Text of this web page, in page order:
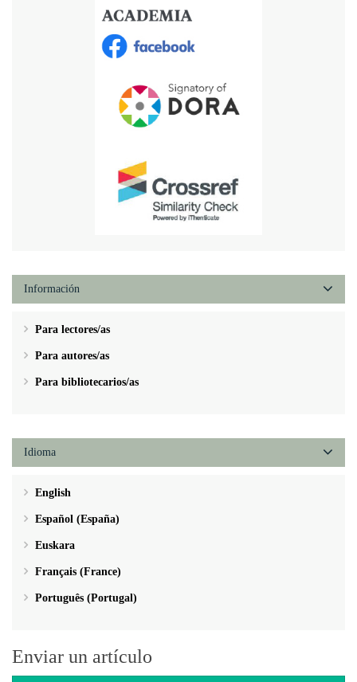
Información
Para lectores/as
Para autores/as
Para bibliotecarios/as
Idioma
English
Español (España)
Euskara
Français (France)
Português (Portugal)
Enviar un artículo